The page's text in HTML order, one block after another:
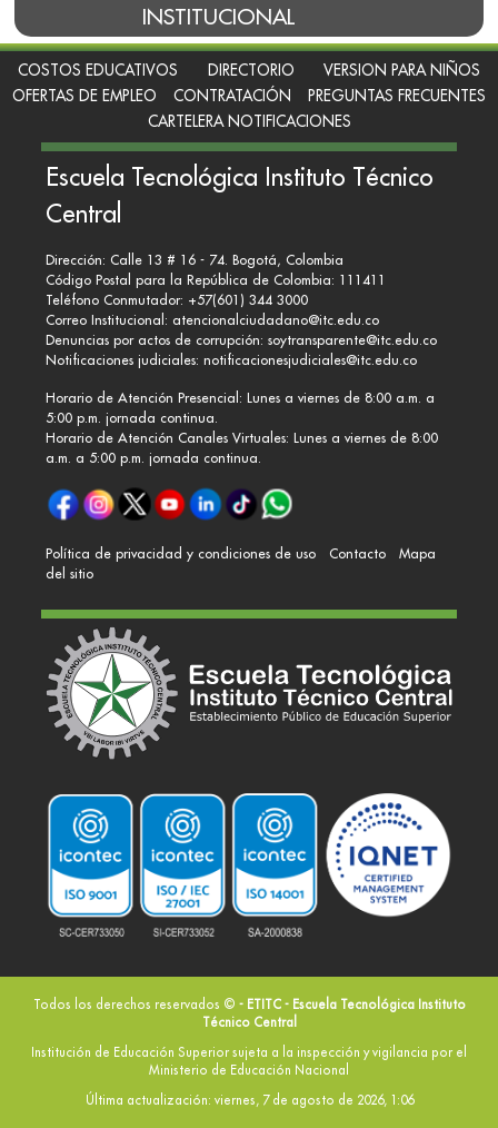
INSTITUCIONAL
COSTOS EDUCATIVOS DIRECTORIO
VERSION PARA NIÑOS
OFERTAS DE EMPLEO
CONTRATACIÓN
PREGUNTAS FRECUENTES
CARTELERA NOTIFICACIONES
Escuela Tecnológica Instituto Técnico
Central
Dirección: Calle 13 # 16 - 74. Bogotá, Colombia
Código Postal para la República de Colombia: 111411
Teléfono Conmutador: +57(601) 344 3000
Correo Institucional: atencionalciudadano@itc.edu.co
Denuncias por actos de corrupción: soytransparente@itc.edu.co
Notificaciones judiciales: notificacionesjudiciales@itc.edu.co
Horario de Atención Presencial: Lunes a viernes de 8:00 a.m. a
5:00 p.m. jornada continua.
Horario de Atención Canales Virtuales: Lunes a viernes de 8:00
a.m. a 5:00 p.m. jornada continua.
Política de privacidad y condiciones de uso Contacto
Mapa
del sitio
Todos los derechos reservados © - ETITC - Escuela Tecnológica Instituto
Técnico Central
Institución de Educación Superior sujeta a la inspección y vigilancia por el
Ministerio de Educación Nacional
Última actualización: viernes, 7 de agosto de 2026, 1:06